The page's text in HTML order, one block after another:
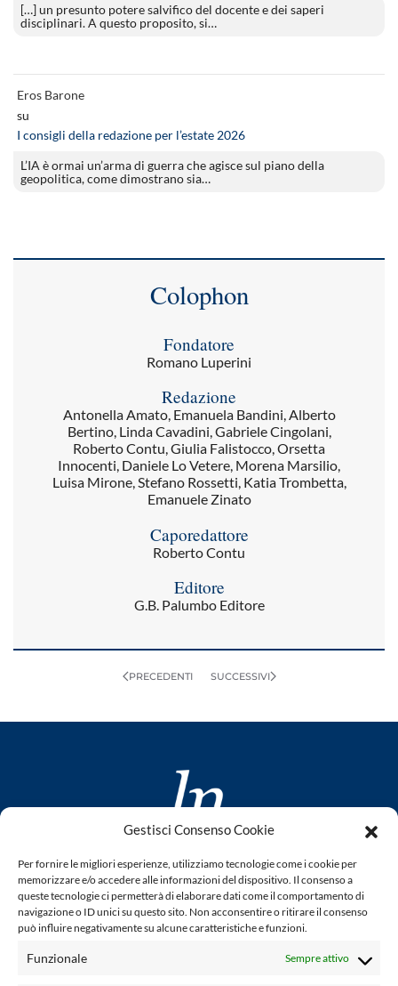
Gestisci Consenso Cookie
Per fornire le migliori esperienze, utilizziamo tecnologie come i cookie per
memorizzare e/o accedere alle informazioni del dispositivo. Il consenso a
queste tecnologie ci permetterà di elaborare dati come il comportamento di
navigazione o ID unici su questo sito. Non acconsentire o ritirare il consenso
può influire negativamente su alcune caratteristiche e funzioni.
Funzionale Sempre attivo
[…] un presunto potere salvifico del docente e dei saperi
disciplinari. A questo proposito, si…
Eros Barone
su
I consigli della redazione per l’estate 2026
L’IA è ormai un’arma di guerra che agisce sul piano della
geopolitica, come dimostrano sia…
Colophon
Fondatore
Romano Luperini
Redazione
Antonella Amato, Emanuela Bandini, Alberto
Bertino, Linda Cavadini, Gabriele Cingolani,
Roberto Contu, Giulia Falistocco, Orsetta
Innocenti, Daniele Lo Vetere, Morena Marsilio,
Luisa Mirone, Stefano Rossetti, Katia Trombetta,
Emanuele Zinato
Caporedattore
Roberto Contu
Editore
G.B. Palumbo Editore
PRECEDENTI SUCCESSIVI
www.laletteraturaenoi.it
fondato da Romano Luperini
Questo blog non rappresenta una testata giornalistica in
quanto viene aggiornato senza alcuna periodicità. Non può
legge n° 62 del 7.03.2001. L'autore non è responsabile per